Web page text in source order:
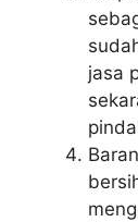
jasa